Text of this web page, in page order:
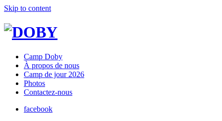
Skip to content
Camp Doby
À propos de nous
Camp de jour 2026
Photos
Contactez-nous
facebook